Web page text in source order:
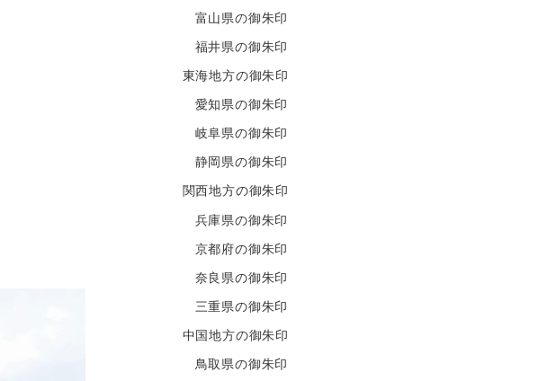
富山県の御朱印
福井県の御朱印
東海地方の御朱印
愛知県の御朱印
岐阜県の御朱印
静岡県の御朱印
関西地方の御朱印
兵庫県の御朱印
京都府の御朱印
奈良県の御朱印
三重県の御朱印
中国地方の御朱印
鳥取県の御朱印